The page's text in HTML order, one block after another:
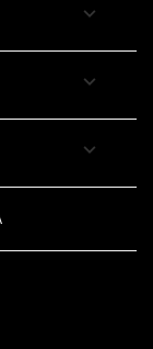


